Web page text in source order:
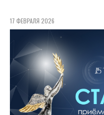
17 ФЕВРАЛЯ 2026